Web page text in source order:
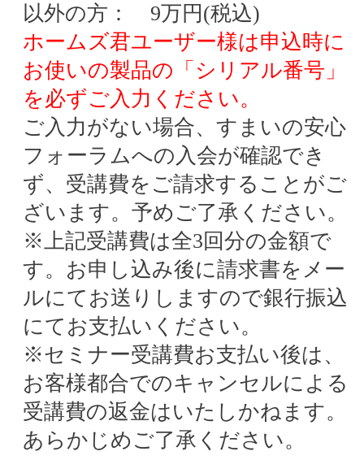
以外の方： 9万円(税込)
ホームズ君ユーザー様は申込時に
お使いの製品の「シリアル番号」
を必ずご入力ください。
ご入力がない場合、すまいの安心
フォーラムへの入会が確認でき
ず、受講費をご請求することがご
ざいます。予めご了承ください。
※上記受講費は全3回分の金額で
す。お申し込み後に請求書をメー
ルにてお送りしますので銀行振込
にてお支払いください。
※セミナー受講費お支払い後は、
お客様都合でのキャンセルによる
受講費の返金はいたしかねます。
あらかじめご了承ください。